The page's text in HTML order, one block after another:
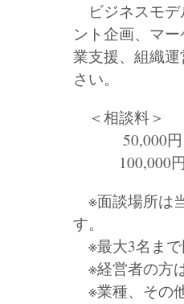
ビジネスモデ
ント企画、マ
業支援、組織
さい。
＜相談料＞
50,000円（
100,000円
※面談場所は
す。
※最大3名まで
※経営者の方
※業種、その